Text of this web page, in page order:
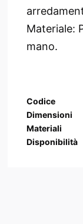
Materiale:
mano.
Codice
Dimensioni
Materiali
Disponibilità